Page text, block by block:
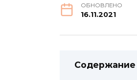
ОБНОВЛЕНО
16.11.2021
Содержание